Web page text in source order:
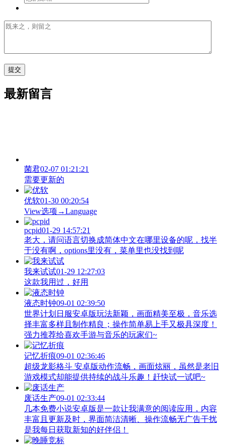
最新留言
菌君02-07 01:21:21
需要更新的
优软01-30 00:20:54
View‌选项→Language
pcpid01-29 14:57:21
老大，请问语言切换成简体中文在哪里设备的呢，找半
于没有啊，options里没有，菜单里也没找到呢
我来试试01-29 12:27:03
这款我用过，好用
液态时钟09-01 02:39:50
世界计划日服安卓版玩法新颖，画面精美至极，音乐选
择丰富多样且制作精良；操作简单易上手又极具深度！
强力推荐给喜欢手游与音乐的玩家们~
记忆折痕09-01 02:36:46
超级龙影格斗 安卓版动作流畅，画面炫丽，虽然是老旧
游戏模式却能提供持续的战斗乐趣！赶快试一试吧~
废话生产09-01 02:33:44
几本免费小说安卓版是一款让我满意的阅读应用，内容
丰富且更新及时，界面简洁清晰、操作流畅无广告干扰
是我每日获取新知的好伴侣！